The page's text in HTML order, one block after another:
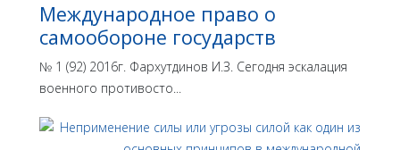
Международное право о
самообороне государств
№ 1 (92) 2016г. Фархутдинов И.З. Сегодня эскалация
военного противосто...